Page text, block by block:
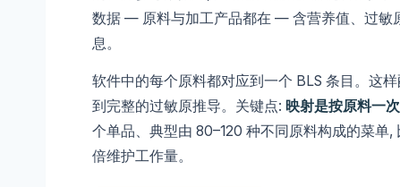
数据 — 原料与加工产品都在 — 含营养值、过敏
息。
软件中的每个原料都对应到一个 BLS 条目。这
到完整的过敏原推导。关键点: 映射是按原料一
个单品、典型由 80–120 种不同原料构成的菜单,
倍维护工作量。